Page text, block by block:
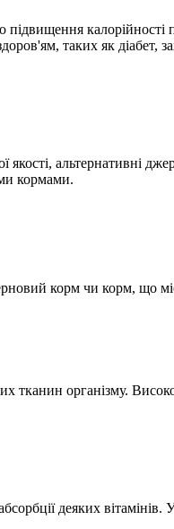
таких як діабет,
альтернативні
кормами.
корм чи корм, що
організму.
деяких вітамінів.